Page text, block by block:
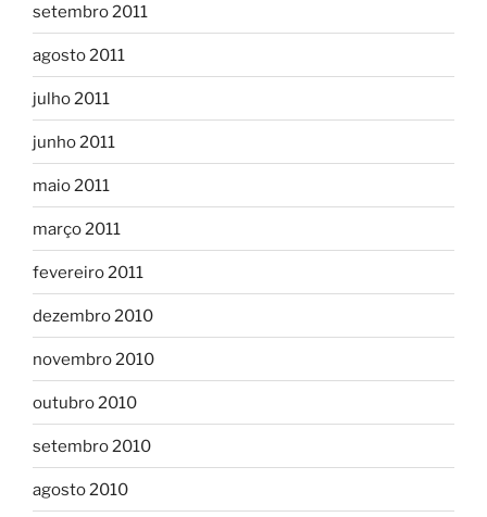
setembro 2011
agosto 2011
julho 2011
junho 2011
maio 2011
março 2011
fevereiro 2011
dezembro 2010
novembro 2010
outubro 2010
setembro 2010
agosto 2010